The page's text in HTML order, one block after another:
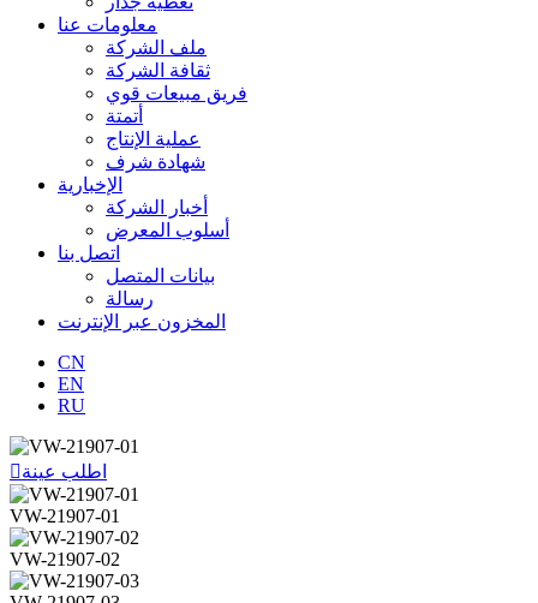
معلومات عنا
ملف الشركة
ثقافة الشركة
فريق مبيعات قوي
أتمتة
عملية الإنتاج
شهادة شرف
الإخبارية
أخبار الشركة
أسلوب المعرض
اتصل بنا
بيانات المتصل
رسالة
المخزون عبر الإنترنت
CN
EN
RU
اطلب عينة
VW-21907-01
VW-21907-02